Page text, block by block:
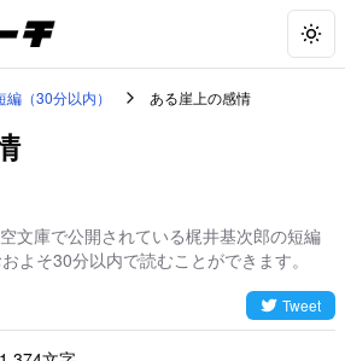
編（30分以内） ある崖上の感情
文庫で公開されている梶井基次郎の短編
よそ30分以内で読むことができます。
Tweet